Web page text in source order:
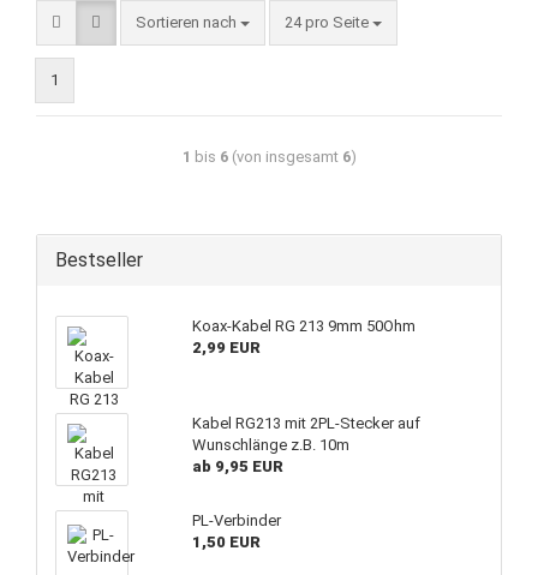
Sortieren nach 24 pro Seite
1
1 bis 6(von insgesamt 6)
Bestseller
Koax-Kabel RG 213 9mm 50Ohm
2,99 EUR
Kabel RG213 mit 2PL-Stecker auf
Wunschlänge z.B. 10m
ab 9,95 EUR
PL-Verbinder
1,50 EUR